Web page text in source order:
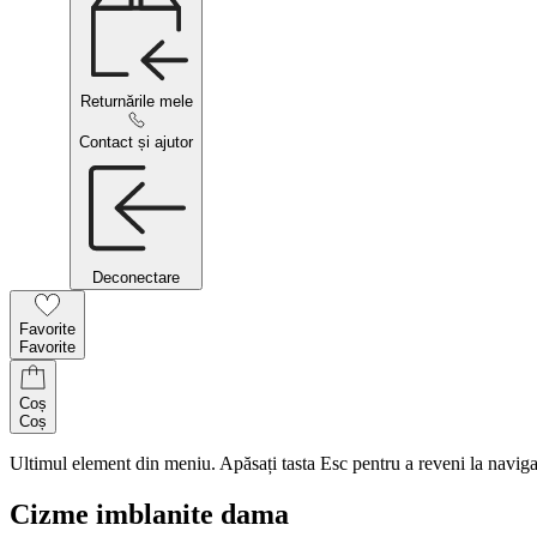
Returnările mele
Contact și ajutor
Deconectare
Favorite
Favorite
Coș
Coș
Ultimul element din meniu. Apăsați tasta Esc pentru a reveni la
Cizme imblanite dama